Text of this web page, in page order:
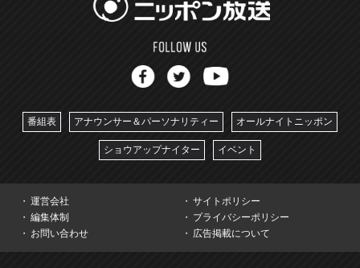
番組表 アナウンサー＆パーソナリティー オールナイトニッポン
ショウアップナイター イベント
運営会社
サイトポリシー
編集体制
プライバシーポリシー
お問い合わせ
広告掲載について